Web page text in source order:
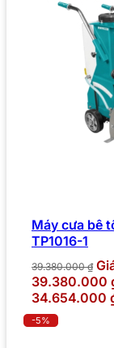
Máy cưa bê
TP1016-1
39.380.000₫
39.380.000
34.654.000
-5%